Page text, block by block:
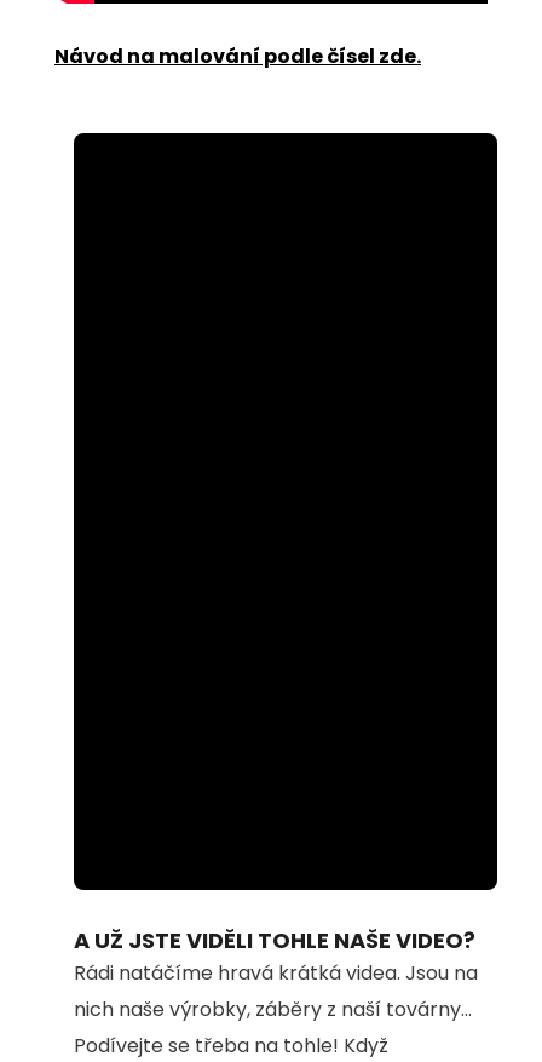
Návod na malování podle čísel zde.
100.00%
A UŽ JSTE VIDĚLI TOHLE NAŠE VIDEO?
Rádi natáčíme hravá krátká videa. Jsou na
nich naše výrobky, záběry z naší továrny...
Podívejte se třeba na tohle! Když